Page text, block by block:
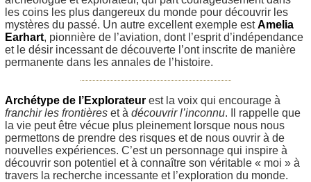
les coins les plus dangereux du monde pour découvrir les
mystères du passé. Un autre excellent exemple estAmelia
Earhart, pionnière de l’aviation, dont l’esprit d’indépendance
et le désir incessant de découverte l’ont inscrite de manière
permanente dans les annales de l’histoire.
Archétype de l’Explorateur est la voix qui encourage à
franchir les frontières et à découvrir l’inconnu. Il rappelle que
la vie peut être vécue plus pleinement lorsque nous nous
permettons de prendre des risques et de nous ouvrir à de
nouvelles expériences. C’est un personnage qui inspire à
découvrir son potentiel et à connaître son véritable « moi » à
travers la recherche incessante et l’exploration du monde.